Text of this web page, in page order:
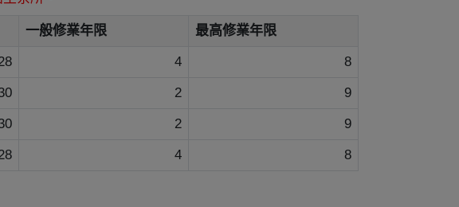
一般修業年限 最高修業年限
4 8
2 9
2 9
4 8